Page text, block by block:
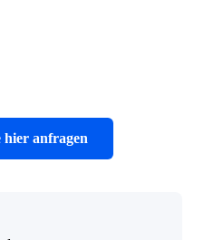
hier anfragen